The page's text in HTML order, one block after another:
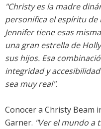
"Christy es la madre
personifica el espíritu de
Jennifer tiene esas
una gran estrella de
sus hijos. Esa
integridad y
sea muy real".
Conocer a Christy Beam
Garner. "Ver el mundo a